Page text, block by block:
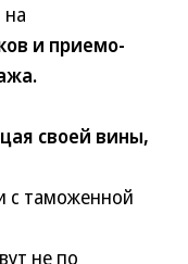
и приемо-
своей вины,
с таможенной
не по